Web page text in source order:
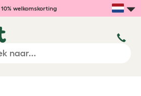
10% welkomskorting